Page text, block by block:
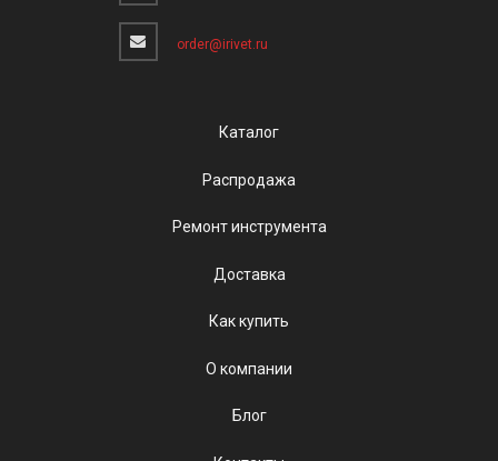
order@irivet.ru
Каталог
Распродажа
Ремонт инструмента
Доставка
Как купить
О компании
Блог